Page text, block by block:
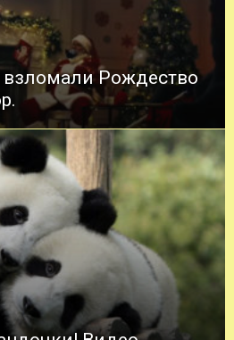
взломали Рождество